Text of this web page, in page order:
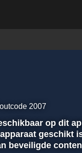
Afspelen
2007
op dit
geschikt
beveiligde